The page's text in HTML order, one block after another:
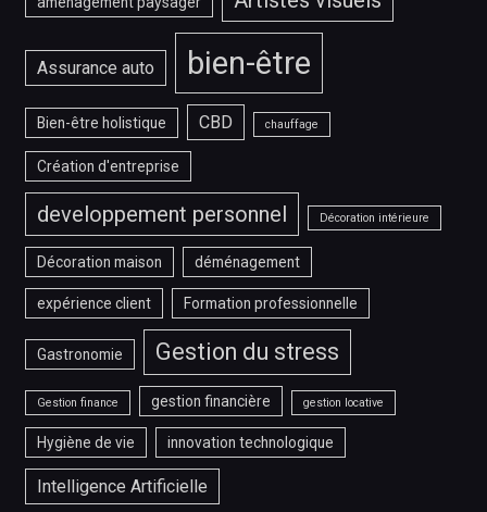
Assurance auto bien-être
Bien-être holistique CBD chauffage
Création d'entreprise
developpement personnel Décoration intérieure
Décoration maison déménagement
expérience client Formation professionnelle
Gastronomie Gestion du stress
Gestion finance gestion financière gestion locative
Hygiène de vie innovation technologique
Intelligence Artificielle